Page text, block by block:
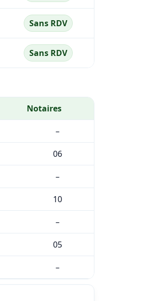
Sans RDV
Sans RDV
Notaires
–
06
–
10
–
05
–